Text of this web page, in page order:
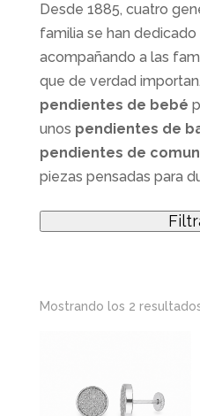
Desde 1885, cuatro
familia se han dedicado
acompañando a las
que de verdad
pendientes de bebé
unos pendientes de
pendientes de
piezas pensadas para
Mostrando los 2